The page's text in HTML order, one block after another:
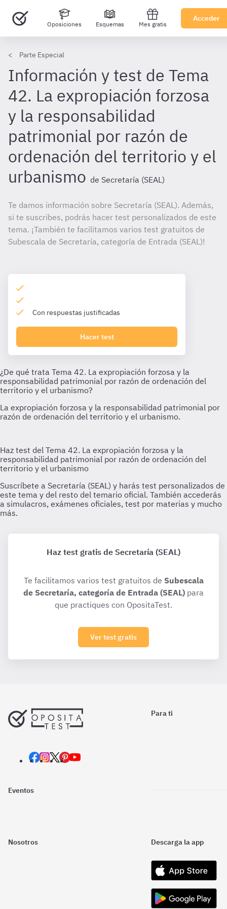
Oposiciones Esquemas Mes gratis
Acceder
Parte Especial
Información y test de Tema
42. La expropiación forzosa
y la responsabilidad
patrimonial por razón de
ordenación del territorio y el
urbanismo de Secretaría (SEAL)
Te damos información sobre Secretaría (SEAL). Además,
si te suscribes, podrás hacer test personalizados de este
tema. ¡También te facilitamos varios test gratuitos de
Subescala de Secretaría, categoría de Entrada (SEAL)!
Con respuestas justificadas
Hacer test
Haz test gratis de Secretaría (SEAL)
Te facilitamos varios test gratuitos de Subescala
de Secretaría, categoría de Entrada (SEAL) para
que practiques con OpositaTest.
Ver test gratis
Para ti
Eventos
Nosotros Descarga la app